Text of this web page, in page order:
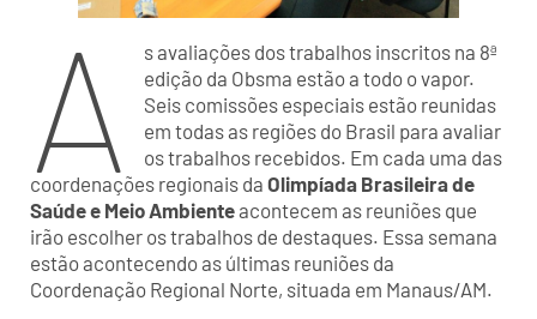
A
s avaliações dos trabalhos inscritos na 8ª
edição da Obsma estão a todo o vapor.
Seis comissões especiais estão reunidas
em todas as regiões do Brasil para avaliar
os trabalhos recebidos. Em cada uma das
coordenações regionais da Olimpíada Brasileira de
Saúde e Meio Ambienteacontecem as reuniões que
irão escolher os trabalhos de destaques. Essa semana
estão acontecendo as últimas reuniões da
Coordenação Regional Norte, situada em Manaus/AM.